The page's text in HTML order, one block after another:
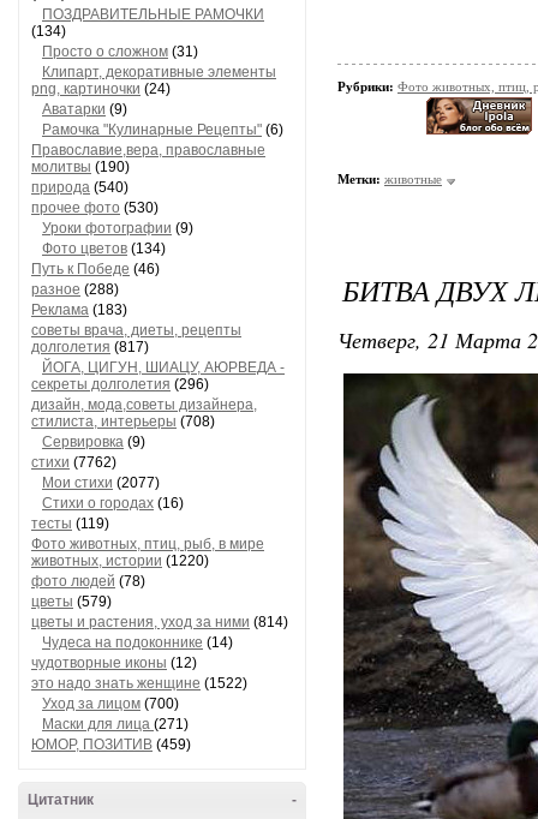
ПОЗДРАВИТЕЛЬНЫЕ РАМОЧКИ
(134)
Просто о сложном (31)
Клипарт, декоративные элементы
png, картиночки (24)
Аватарки (9)
Рамочка "Кулинарные Рецепты" (6)
Православие,вера, православные
молитвы (190)
природа (540)
прочее фото (530)
Уроки фотографии (9)
Фото цветов (134)
Путь к Победе (46)
разное (288)
Реклама (183)
советы врача, диеты, рецепты
долголетия (817)
ЙОГА, ЦИГУН, ШИАЦУ, АЮРВЕДА -
секреты долголетия (296)
дизайн, мода,советы дизайнера,
стилиста, интерьеры (708)
Сервировка (9)
стихи (7762)
Мои стихи (2077)
Стихи о городах (16)
тесты (119)
Фото животных, птиц, рыб, в мире
животных, истории (1220)
фото людей (78)
цветы (579)
цветы и растения, уход за ними (814)
Чудеса на подоконнике (14)
чудотворные иконы (12)
это надо знать женщине (1522)
Уход за лицом (700)
Маски для лица (271)
ЮМОР, ПОЗИТИВ (459)
-
Цитатник
Рубрики: Фото животных, птиц,
Метки: животные
БИТВА ДВУХ
Четверг, 21 Марта